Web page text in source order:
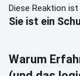
Diese Reaktion
Sie ist ein
Warum